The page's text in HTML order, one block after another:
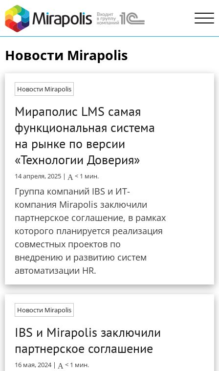
Новости Mirapolis
Новости Mirapolis
Мираполис LMS самая
функциональная система
на рынке по версии
«Технологии Доверия»
14 апреля, 2025 | < 1 мин.
Группа компаний IBS и ИТ-
компания Mirapolis заключили
партнерское соглашение, в рамках
которого планируется реализация
совместных проектов по
внедрению и развитию систем
автоматизации HR.
Новости Mirapolis
IBS и Mirapolis заключили
партнерское соглашение
16 мая, 2024 | < 1 мин.